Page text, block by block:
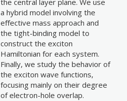
the central layer plane. We use
a hybrid model involving the
effective mass approach and
the tight-binding model to
construct the exciton
Hamiltonian for each system.
Finally, we study the behavior of
the exciton wave functions,
focusing mainly on their degree
of electron-hole overlap.